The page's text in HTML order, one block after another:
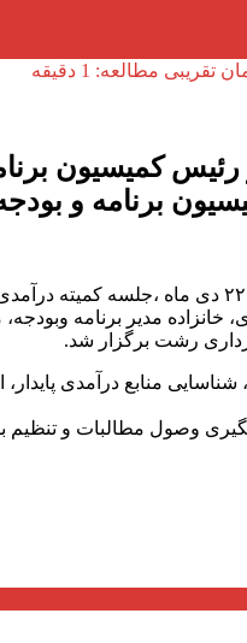
تقریبی مطالعه: 1 دقیقه
کمیسیون
برنامه و
به گزارش آفتاب شمال ،امروز
خانزاده مدیر برنامه
منابع درآمدی
وصول مطالبات و تنظیم